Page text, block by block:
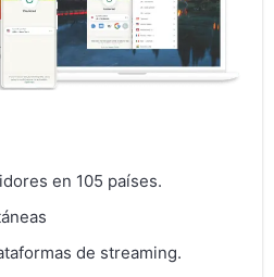
en 105 países.
de streaming.